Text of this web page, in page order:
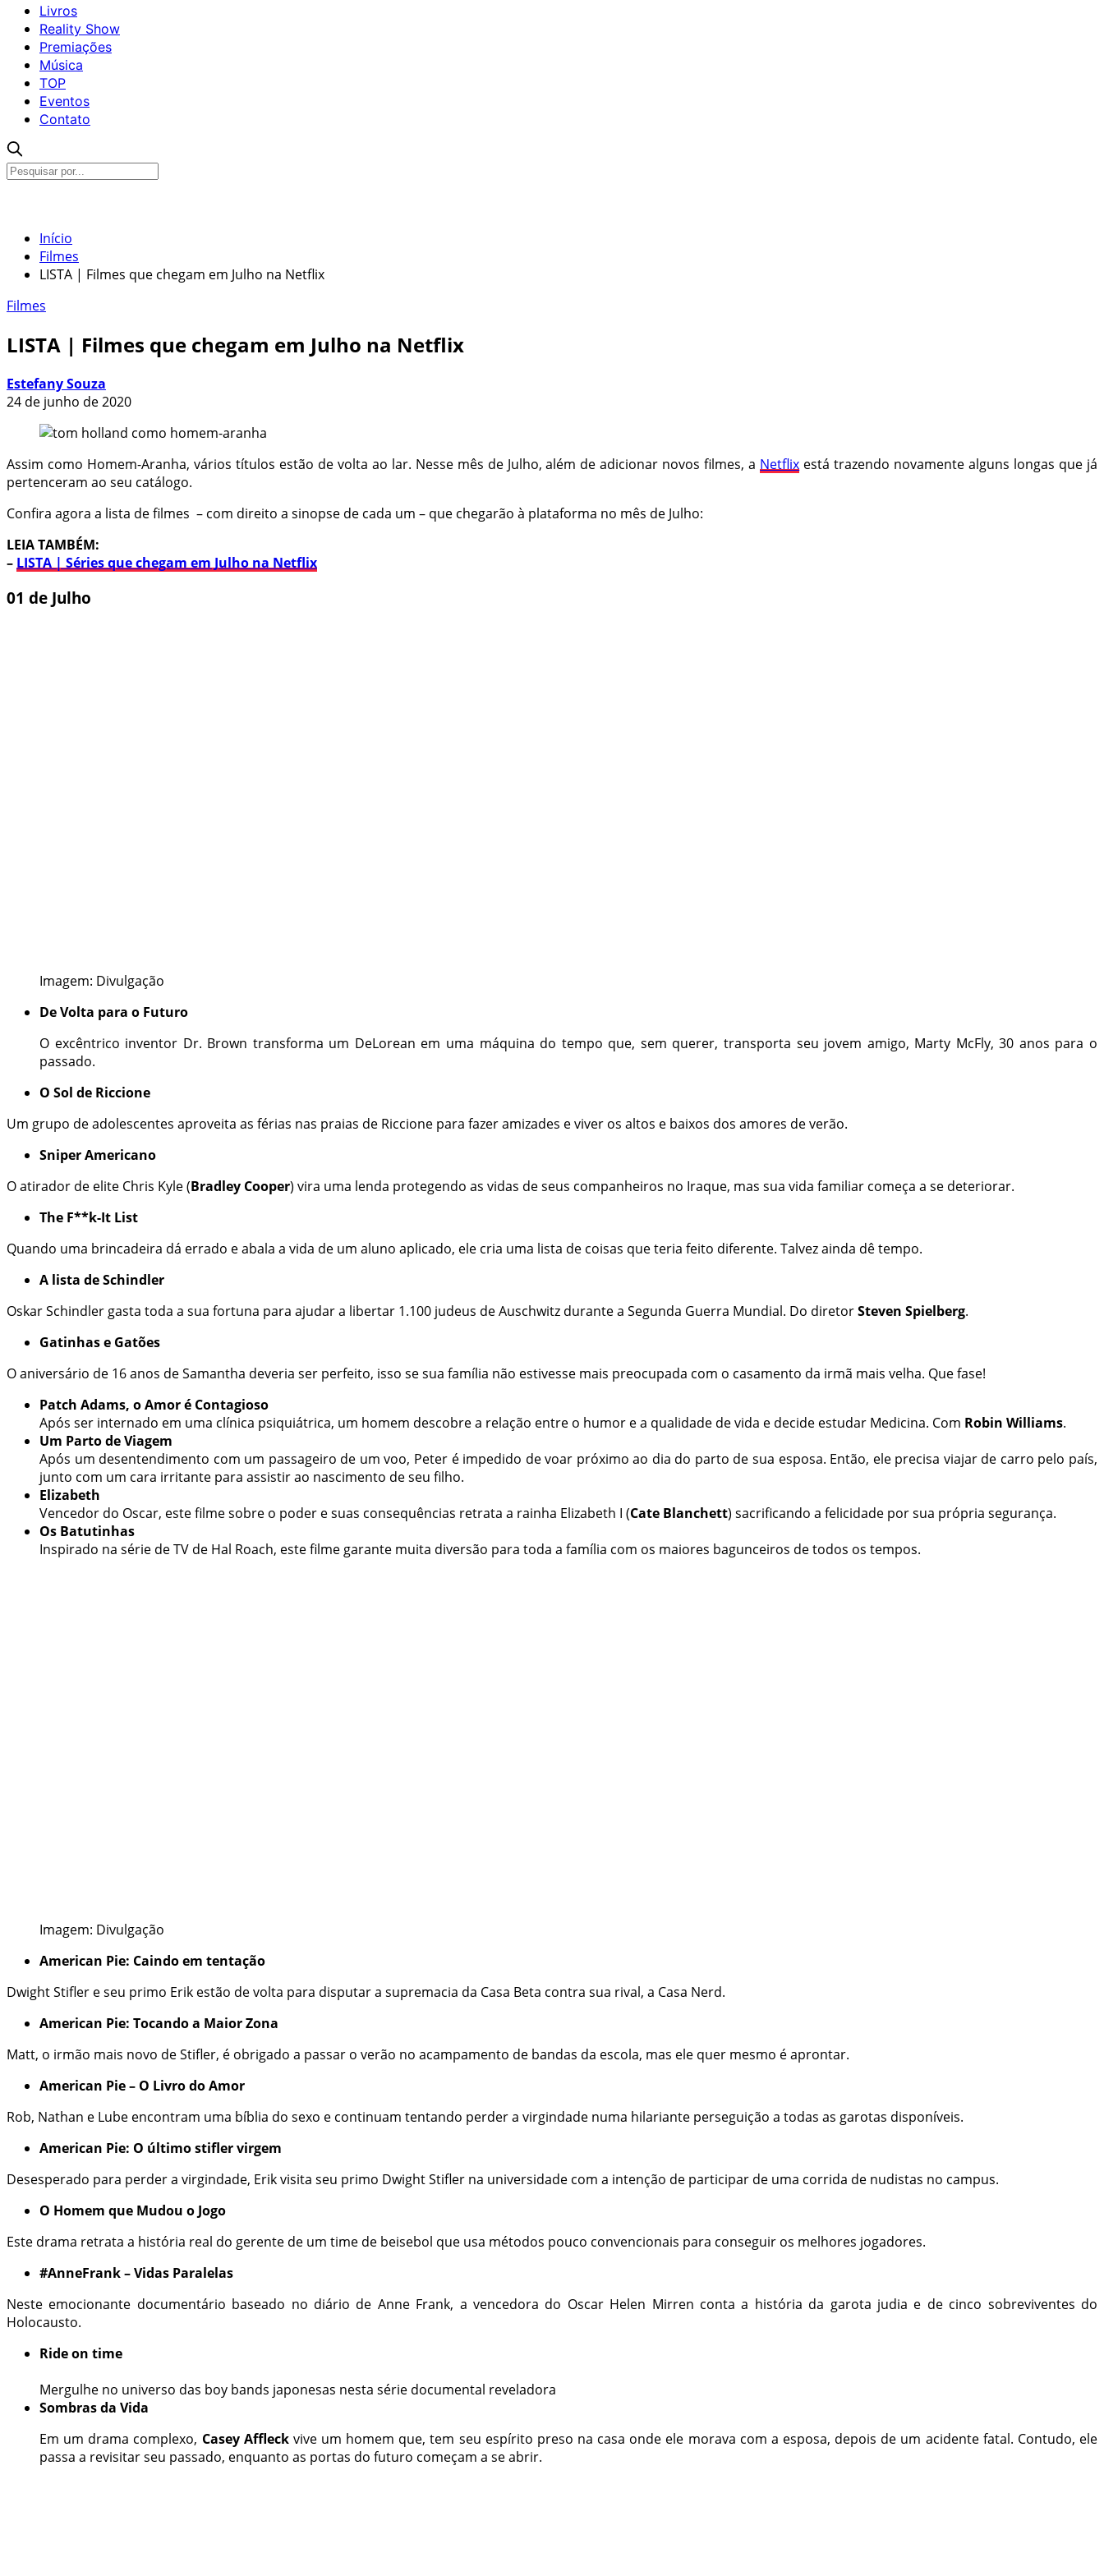
Livros
Reality Show
Premiações
Música
TOP
Eventos
Contato
Início
Filmes
LISTA | Filmes que chegam em Julho na Netflix
Filmes
LISTA | Filmes que chegam em Julho na Netflix
Estefany Souza
24 de junho de 2020
Assim como Homem-Aranha, vários títulos estão de volta ao lar. Nesse mês de Julho, além de adicionar novos filmes, a Netflix está trazendo novamente alguns longas que já
pertenceram ao seu catálogo.
Confira agora a lista de filmes – com direito a sinopse de cada um – que chegarão à plataforma no mês de Julho:
LEIA TAMBÉM:
– LISTA | Séries que chegam em Julho na Netflix
01 de Julho
Imagem: Divulgação
De Volta para o Futuro
O excêntrico inventor Dr. Brown transforma um DeLorean em uma máquina do tempo que, sem querer, transporta seu jovem amigo, Marty McFly, 30 anos para o
passado.
O Sol de Riccione
Um grupo de adolescentes aproveita as férias nas praias de Riccione para fazer amizades e viver os altos e baixos dos amores de verão.
Sniper Americano
O atirador de elite Chris Kyle (Bradley Cooper) vira uma lenda protegendo as vidas de seus companheiros no Iraque, mas sua vida familiar começa a se deteriorar.
The F**k-It List
Quando uma brincadeira dá errado e abala a vida de um aluno aplicado, ele cria uma lista de coisas que teria feito diferente. Talvez ainda dê tempo.
A lista de Schindler
Oskar Schindler gasta toda a sua fortuna para ajudar a libertar 1.100 judeus de Auschwitz durante a Segunda Guerra Mundial. Do diretorSteven Spielberg.
Gatinhas e Gatões
O aniversário de 16 anos de Samantha deveria ser perfeito, isso se sua família não estivesse mais preocupada com o casamento da irmã mais velha. Que fase!
Patch Adams, o Amor é Contagioso
Após ser internado em uma clínica psiquiátrica, um homem descobre a relação entre o humor e a qualidade de vida e decide estudar Medicina. Com Robin Williams.
Um Parto de Viagem
Após um desentendimento com um passageiro de um voo, Peter é impedido de voar próximo ao dia do parto de sua esposa. Então, ele precisa viajar de carro pelo país,
junto com um cara irritante para assistir ao nascimento de seu filho.
Elizabeth
Vencedor do Oscar, este filme sobre o poder e suas consequências retrata a rainha Elizabeth I (Cate Blanchett) sacrificando a felicidade por sua própria segurança.
Os Batutinhas
Inspirado na série de TV de Hal Roach, este filme garante muita diversão para toda a família com os maiores bagunceiros de todos os tempos.
Imagem: Divulgação
American Pie: Caindo em tentação
Dwight Stifler e seu primo Erik estão de volta para disputar a supremacia da Casa Beta contra sua rival, a Casa Nerd.
American Pie: Tocando a Maior Zona
Matt, o irmão mais novo de Stifler, é obrigado a passar o verão no acampamento de bandas da escola, mas ele quer mesmo é aprontar.
American Pie – O Livro do Amor
Rob, Nathan e Lube encontram uma bíblia do sexo e continuam tentando perder a virgindade numa hilariante perseguição a todas as garotas disponíveis.
American Pie: O último stifler virgem
Desesperado para perder a virgindade, Erik visita seu primo Dwight Stifler na universidade com a intenção de participar de uma corrida de nudistas no campus.
O Homem que Mudou o Jogo
Este drama retrata a história real do gerente de um time de beisebol que usa métodos pouco convencionais para conseguir os melhores jogadores.
#AnneFrank – Vidas Paralelas
Neste emocionante documentário baseado no diário de Anne Frank, a vencedora do Oscar Helen Mirren conta a história da garota judia e de cinco sobreviventes do
Holocausto.
Ride on time
Mergulhe no universo das boy bands japonesas nesta série documental reveladora
Sombras da Vida
Em um drama complexo, Casey Affleckvive um homem que, tem seu espírito preso na casa onde ele morava com a esposa, depois de um acidente fatal. Contudo, ele
passa a revisitar seu passado, enquanto as portas do futuro começam a se abrir.